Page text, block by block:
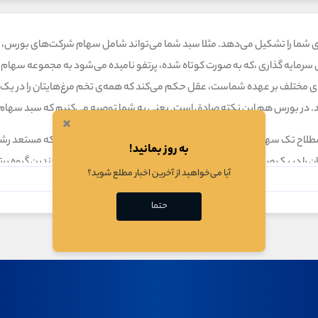
شما را تشکیل می‌دهد. مثلا سبد شما می‌تواند شامل سهام شرکت‌های بورس،
سرمایه گذاری ،که به صورت کوتاه شده، پرتفو نامیده می‌شود به مجموعه
مختلف بر عهده شماست، عقل حکم می‌کند که همه‌ی تخم مرغ‌هایتان را در یک
در بورس هم این نکته صادق است. یعنی به شما توصیه می‌کنیم که سبد
تک سهم نشوید. همیشه با استفاده از تحلیل بنیادی صنایعی که مستعد
در یک صنعت و گروه صنعتی سرمایه گذاری نکنید و سعی کنید چندین گروه
سرمایه ،که سرمایه گذار نامیده میشود سرمایه خود را به شخصی حقوقی
(ادامه مطلب)
×
به روز بمانید!
آیا می‌خواهید از آخرین اخبار مطلع شوید؟
حتما